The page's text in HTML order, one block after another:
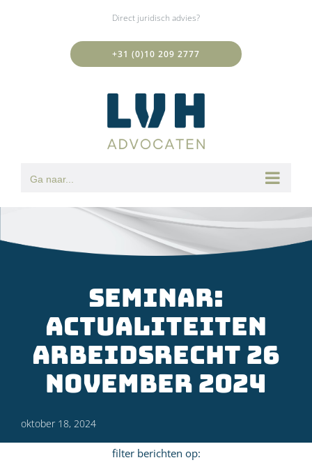
Direct juridisch advies?
+31 (0)10 209 2777
Ga naar...
Seminar:
actualiteiten
arbeidsrecht 26
november 2024
oktober 18, 2024
filter berichten op: